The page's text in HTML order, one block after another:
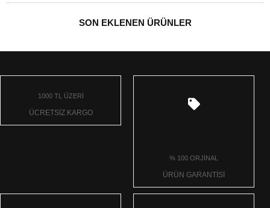
SON EKLENEN ÜRÜNLER
1000 TL ÜZERİ
ÜCRETSİZ KARGO
% 100 ORJİNAL
ÜRÜN GARANTİSİ